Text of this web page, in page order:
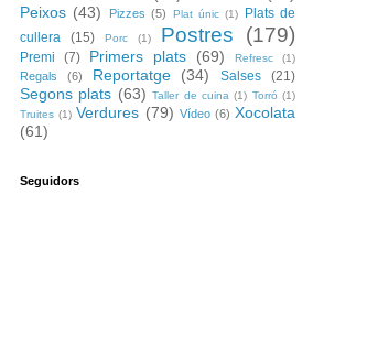
Peixos (43) Pizzes (5) Plat únic (1)
Plats de
cullera
(15) Porc (1) Postres (179)
Premi (7) Primers plats (69) Refresc (1)
Regals (6) Reportatge (34) Salses (21)
Segons plats (63) Taller de cuina (1) Torró (1)
Truites (1) Verdures (79) Vídeo (6) Xocolata
(61)
Seguidors